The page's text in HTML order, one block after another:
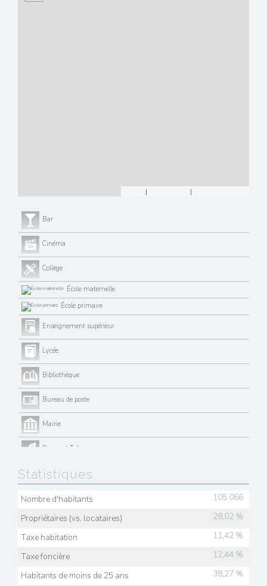
| |
Bar
Cinéma
Collège
École maternelle
École primaire
Enseignement supérieur
Lycée
Bibliothèque
Bureau de poste
Mairie
Presse et Tabac
Statistiques
Nombre d'habitants
105 066
Propriétaires (vs. locataires)
28,02 %
Taxe habitation
11,42 %
Taxe foncière
12,44 %
Habitants de moins de 25 ans
38,27 %